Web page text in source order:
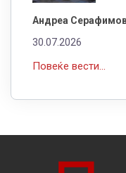
Андреа
30.07.2026
Повеќе вести...